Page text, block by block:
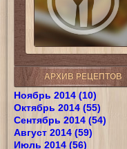
АРХИВ РЕЦЕПТОВ
Ноябрь 2014 (10)
Октябрь 2014 (55)
Сентябрь 2014 (54)
Август 2014 (59)
Июль 2014 (56)